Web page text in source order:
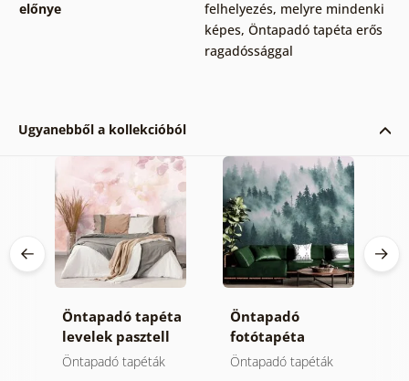
előnye
felhelyezés, melyre mindenki
képes, Öntapadó tapéta erős
ragadóssággal
Ugyanebből a kollekcióból
Öntapadó tapéta
levelek pasztell
színben
Öntapadó tapéták
Öntapadó
fotótapéta
hegyek a ködben
Öntapadó tapéták